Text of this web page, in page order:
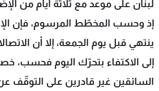
لبنان على موعد مع ثلاثة أيام من
إذ وحسب المخطّط المرسوم، فإن
ينتهي قبل يوم الجمعة، إلا أن
إلى الاكتفاء بتحرّك اليوم فحسب،
السائقين غير قادرين على التوقّف
سياسة الخصوصية